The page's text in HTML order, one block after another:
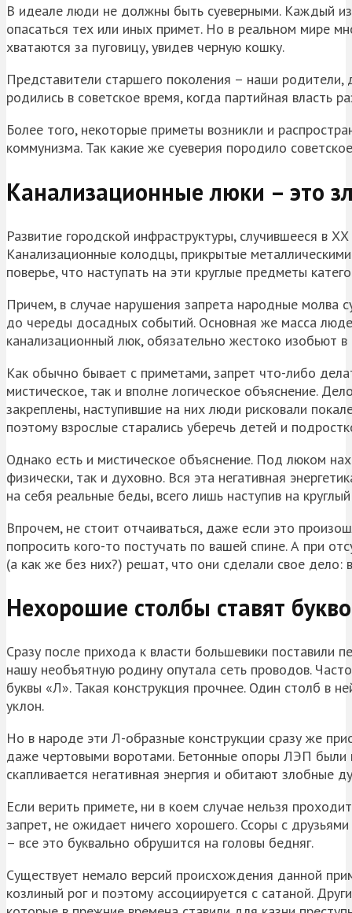
В идеале люди не должны быть суеверными. Каждый
опасаться тех или иных примет. Но в реальном мире
хватаются за пуговицу, увидев черную кошку.
Представители старшего поколения – наши
родились в советское время, когда партийная власть
Более того, некоторые приметы возникли и
коммунизма. Так какие же суеверия породило
Канализационные люки – это
Развитие городской инфраструктуры, случившееся в
Канализационные колодцы, прикрытые
поверье, что наступать на эти круглые предметы
Причем, в случае нарушения запрета народные молва
до череды досадных событий. Основная же масса
канализационный люк, обязательно жестоко изобьют
Как обычно бывает с приметами, запрет что-либо
мистическое, так и вполне логическое объяснение.
закреплены, наступившие на них люди рисковали
поэтому взрослые старались уберечь детей и
Однако есть и мистическое объяснение. Под люком
физически, так и духовно. Вся эта негативная
на себя реальные беды, всего лишь наступив на
Впрочем, не стоит отчаиваться, даже если это
попросить кого-то постучать по вашей спине. А при
(а как же без них?) решат, что они сделали свое дело:
Нехорошие столбы ставят
Сразу после прихода к власти большевики поставили
нашу необъятную родину опутала сеть проводов.
буквы «Л». Такая конструкция прочнее. Один столб в
уклон.
Но в народе эти Л-образные конструкции сразу же
даже чертовыми воротами. Бетонные опоры ЛЭП были
скапливается негативная энергия и обитают злобные
Если верить примете, ни в коем случае нельзя
запрет, не ожидает ничего хорошего. Ссоры с
– все это буквально обрушится на головы бедняг.
Существует немало версий происхождения данной
козлиный рог и поэтому ассоциируется с сатаной.